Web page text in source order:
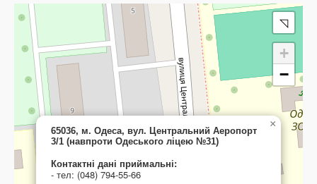
65036, м. Одеса, вул. Центральний Аеропорт
3/1 (навпроти Одеського ліцею №31)
Контактні дані приймальні:
- тел: (048) 794-55-66
×
◹
+
−